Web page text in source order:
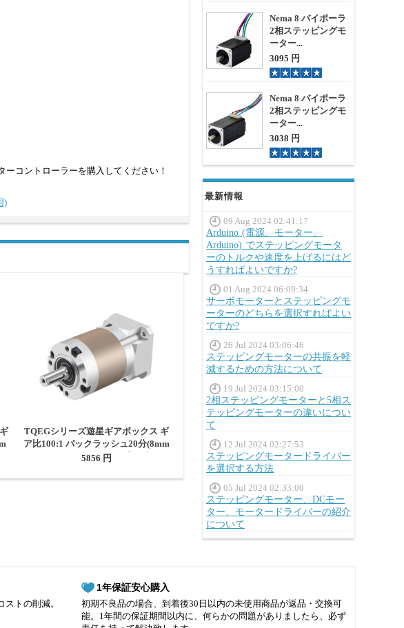
Nema 8 バイポーラ
2相ステッピングモ
ーター...
3095 円
Nema 8 バイポーラ
2相ステッピングモ
ーター...
3038 円
最新情報
09 Aug 2024 02:41:17
Arduino (電源、モーター、
Arduino) でステッピングモータ
ーのトルクや速度を上げるにはど
うすればよいですか?
01 Aug 2024 06:09:34
サーボモーターとステッピングモ
ーターのどちらを選択すればよい
ですか?
26 Jul 2024 03:06:46
ステッピングモーターの共振を軽
減するための方法について
19 Jul 2024 03:15:00
2相ステッピングモーターと5相ス
テッピングモーターの違いについ
て
12 Jul 2024 02:27:53
ステッピングモータードライバー
を選択する方法
05 Jul 2024 02:33:00
ステッピングモーター、DCモー
ター、モータードライバーの紹介
について
コントローラーを購入してください！
)
TQEGシリーズ遊星ギアボックス ギ
ア比100:1 バックラッシュ20分(8mm
シャフトNema17ステッピングモー
5856 円
トの削減。
1年保証安心購入
初期不良品の場合、到着後30日以内の未使用商品が返品・交換可
能。1年間の保証期間以内に、何らかの問題がありましたら、必ず